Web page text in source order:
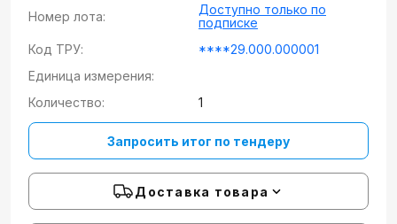
Номер лота:
Доступно только по
подписке
Код ТРУ:
****29.000.000001
Единица измерения:
Количество:
1
Запросить итог по тендеру
Доставка товара